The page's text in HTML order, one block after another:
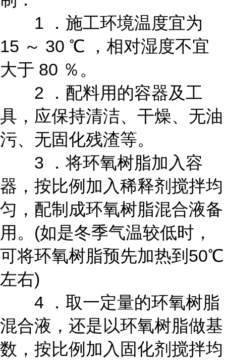
1 ．施工环境温度宜为
15 ～ 30 ℃ ，相对湿度不宜
大于 80 ％。
2 ．配料用的容器及工
具，应保持清洁、干燥、无油
污、无固化残渣等。
3 ．将环氧树脂加入容
器，按比例加入稀释剂搅拌均
匀，配制成环氧树脂混合液备
用。(如是冬季气温较低时，
可将环氧树脂预先加热到50℃
左右)
4 ．取一定量的环氧树脂
混合液，还是以环氧树脂做基
数，按比例加入固化剂搅拌均